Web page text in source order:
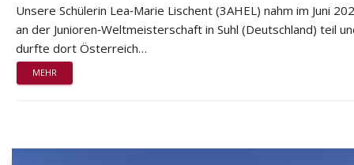
Unsere Schülerin Lea‑Marie Lischent (3AHEL) nahm im Juni
an der Junioren‑Weltmeisterschaft in Suhl (Deutschland) teil
durfte dort Österreich…
MEHR